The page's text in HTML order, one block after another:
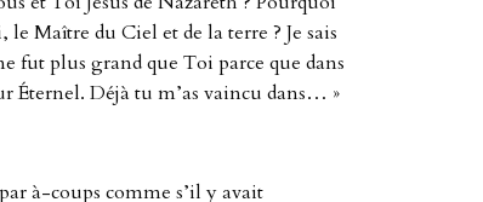
Maître du Ciel et de la terre ? Je sais
fut plus grand que Toi parce que dans
Éternel. Déjà tu m’as vaincu dans… »
à-coups comme s’il y avait